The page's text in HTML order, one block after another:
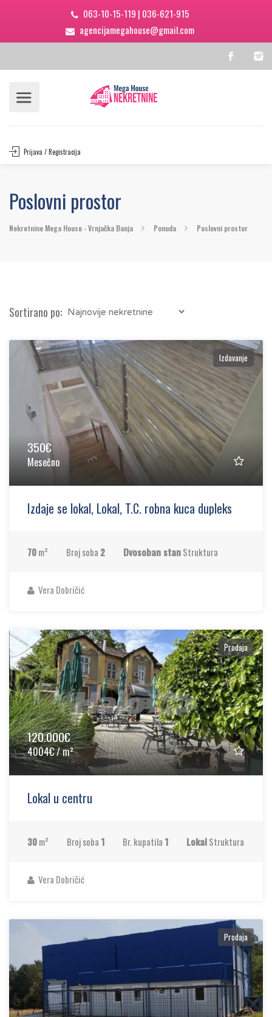
063-10-15-119 | 036-621-915
agencijamegahouse@gmail.com
Prijava / Registracija
Poslovni prostor
Nekretnine Mega House - Vrnjačka Banja Ponuda Poslovni prostor
Sortirano po:
Izdavanje
350€
Mesečno
Izdaje se lokal, Lokal, T.C. robna kuca dupleks
70m² Broj soba 2 Dvosoban stanStruktura
Vera Dobričić
Prodaja
120.000€
4004€ / m²
Lokal u centru
30m² Broj soba 1 Br. kupatila 1 LokalStruktura
Vera Dobričić
Prodaja